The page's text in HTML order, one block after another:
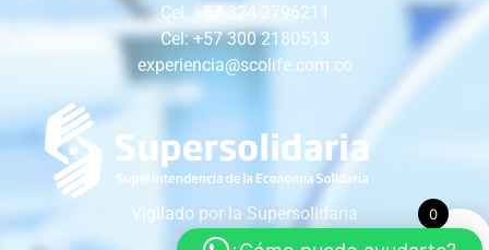
Cel: +57 324 2796211
Cel: +57 300 2180513
experiencia@scolife.com.co
Vigilado por la Supersolidaria 0